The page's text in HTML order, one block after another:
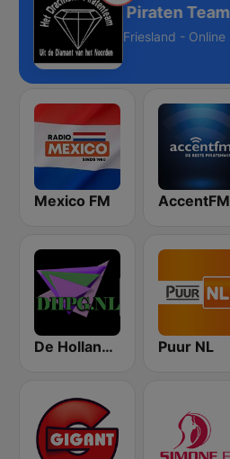
Het Drachtster Piraten Team
Friesland - Online
Mexico FM AccentFM
De Hollandse Piraten Gigant Puur NL